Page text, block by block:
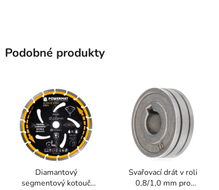
Podobné produkty
Diamantový
segmentový kotouč
Svařovací drát v roli
0,8/1,0 mm pro